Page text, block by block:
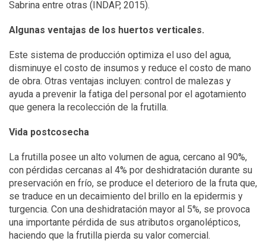
Sabrina entre otras (INDAP, 2015).
Algunas ventajas de los huertos verticales.
Este sistema de producción optimiza el uso del agua,
disminuye el costo de insumos y reduce el costo de mano
de obra. Otras ventajas incluyen: control de malezas y
ayuda a prevenir la fatiga del personal por el agotamiento
que genera la recolección de la frutilla.
Vida postcosecha
La frutilla posee un alto volumen de agua, cercano al 90%,
con pérdidas cercanas al 4% por deshidratación durante su
preservación en frío, se produce el deterioro de la fruta que,
se traduce en un decaimiento del brillo en la epidermis y
turgencia. Con una deshidratación mayor al 5%, se provoca
una importante pérdida de sus atributos organolépticos,
haciendo que la frutilla pierda su valor comercial.